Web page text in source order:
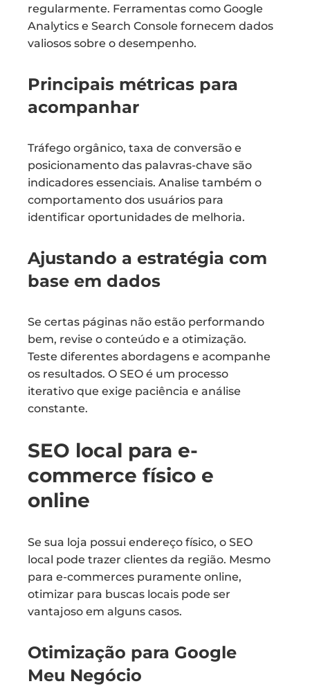
regularmente. Ferramentas como Google
Analytics e Search Console fornecem dados
valiosos sobre o desempenho.
Principais métricas para
acompanhar
Tráfego orgânico, taxa de conversão e
posicionamento das palavras-chave são
indicadores essenciais. Analise também o
comportamento dos usuários para
identificar oportunidades de melhoria.
Ajustando a estratégia com
base em dados
Se certas páginas não estão performando
bem, revise o conteúdo e a otimização.
Teste diferentes abordagens e acompanhe
os resultados. O SEO é um processo
iterativo que exige paciência e análise
constante.
SEO local para e-
commerce físico e
online
Se sua loja possui endereço físico, o SEO
local pode trazer clientes da região. Mesmo
para e-commerces puramente online,
otimizar para buscas locais pode ser
vantajoso em alguns casos.
Otimização para Google
Meu Negócio